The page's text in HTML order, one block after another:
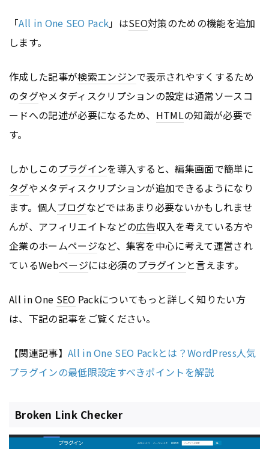
「All in One SEO Pack」はSEO対策のための機能を追加
します。
作成した記事が検索エンジンで表示されやすくするため
のタグやメタディスクリプションの設定は通常ソースコ
ードへの記述が必要になるため、 HTMLの知識が必要で
す。
しかしこのプラグインを導入すると、編集画面で簡単に
タグやメタディスクリプションが追加できるようになり
ます。個人ブログなどではあまり必要ないかもしれませ
んが、アフィリエイトなどの広告収入を考えている方や
企業のホームページなど、集客を中心に考えて運営され
ているWebページには必須のプラグインと言えます。
All in One SEO Packについてもっと詳しく知りたい方
は、下記の記事をご覧ください。
【関連記事】 All in One SEO Packとは？WordPress人気
プラグインの最低限設定すべきポイントを解説
Broken Link Checker